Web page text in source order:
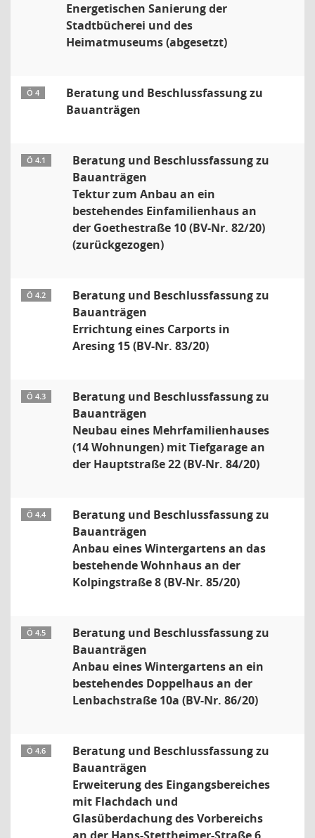
Energetischen Sanierung der
Stadtbücherei und des
Heimatmuseums (abgesetzt)
Ö 4
Beratung und Beschlussfassung zu
Bauanträgen
Ö 4.1
Beratung und Beschlussfassung zu
Bauanträgen
Tektur zum Anbau an ein
bestehendes Einfamilienhaus an
der Goethestraße 10 (BV-Nr. 82/20)
(zurückgezogen)
Ö 4.2
Beratung und Beschlussfassung zu
Bauanträgen
Errichtung eines Carports in
Aresing 15 (BV-Nr. 83/20)
Ö 4.3
Beratung und Beschlussfassung zu
Bauanträgen
Neubau eines Mehrfamilienhauses
(14 Wohnungen) mit Tiefgarage an
der Hauptstraße 22 (BV-Nr. 84/20)
Ö 4.4
Beratung und Beschlussfassung zu
Bauanträgen
Anbau eines Wintergartens an das
bestehende Wohnhaus an der
Kolpingstraße 8 (BV-Nr. 85/20)
Ö 4.5
Beratung und Beschlussfassung zu
Bauanträgen
Anbau eines Wintergartens an ein
bestehendes Doppelhaus an der
Lenbachstraße 10a (BV-Nr. 86/20)
Ö 4.6
Beratung und Beschlussfassung zu
Bauanträgen
Erweiterung des Eingangsbereiches
mit Flachdach und
Glasüberdachung des Vorbereichs